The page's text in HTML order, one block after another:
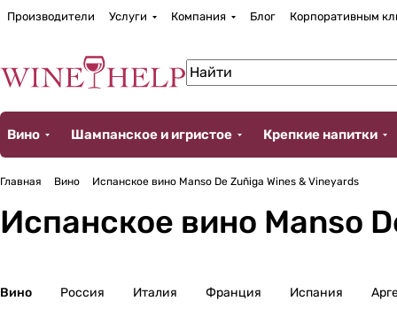
Производители Услуги Компания Блог Корпоративным
Вино Шампанское и игристое Крепкие напитки
Главная Вино Испанское вино Manso De Zuñiga Wines & Vineyards
Испанское вино Manso
Вино Россия Италия Франция Испания